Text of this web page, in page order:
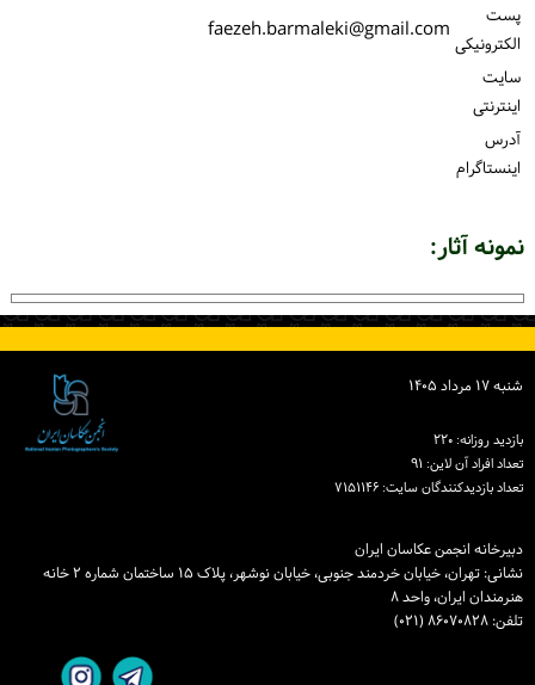
پست
الكترونیكی faezeh.barmaleki@gmail.com
سایت
اینترنتی
آدرس
اینستاگرام
نمونه آثار:
شنبه ۱۷ مرداد ۱۴۰۵
بازدید روزانه: ۲۲۰
تعداد افراد آن لاین: ۹۱
تعداد بازدیدكنندگان سایت: ۷۱۵۱۱۴۶
دبیرخانه انجمن عکاسان ایران
نشانی: تهران، خیابان خردمند جنوبی، خیابان نوشهر، پلاک ۱۵ ساختمان شماره ۲ خانه
هنرمندان ایران، واحد ۸
تلفن: ۸۶۰۷۰۸۲۸ (۰۲۱)